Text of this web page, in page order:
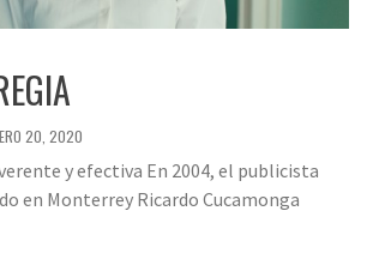
20, 2020
y efectiva En 2004, el publicista
en Monterrey Ricardo Cucamonga